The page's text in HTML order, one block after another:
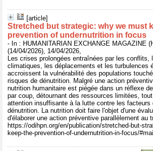
[article]
Stretched but strategic: why we must
prevention of undernutrition in focus
- In : HUMANITARIAN EXCHANGE MAGAZINE
(14/04/2026), 14/04/2026,
Les crises prolongées entraînées par les conflits,
climatiques, les déplacements et les turbulences
accroissent la vulnérabilité des populations
risques de dénutrition. Malgré une action
nutrition humanitaire est piégée dans un réflexe
par coup, détournant des ressources limitées,
attention insuffisante à la lutte contre les facteurs
dénutrition. La nutrition doit faire l'objet d'une
d'élaborer une action préventive parallèlement au
https://odihpn.org/en/publication/stretched-but-
keep-the-prevention-of-undernutrition-in-focus/